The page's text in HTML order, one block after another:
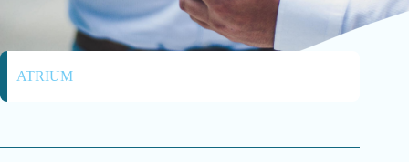
ATRIUM